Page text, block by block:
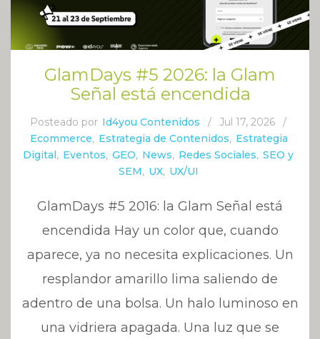
GlamDays #5 2026: la Glam
Señal está encendida
Posteado por Id4you Contenidos / Jul 17, 2026
/
Ecommerce, Estrategia de Contenidos, Estrategia
Digital, Eventos, GEO, News, Redes Sociales, SEO y
SEM, UX, UX/UI
GlamDays #5 2016: la Glam Señal está
encendida Hay un color que, cuando
aparece, ya no necesita explicaciones. Un
resplandor amarillo lima saliendo de
adentro de una bolsa. Un halo luminoso en
una vidriera apagada. Una luz que se